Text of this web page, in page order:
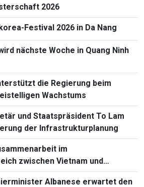
2026
Festival 2026 in Da Nang
nächste Woche in Quang Ninh
die Regierung beim
Wachstums
und Staatspräsident To Lam
der Infrastrukturplanung
im
zwischen Vietnam und
Albanese erwartet den